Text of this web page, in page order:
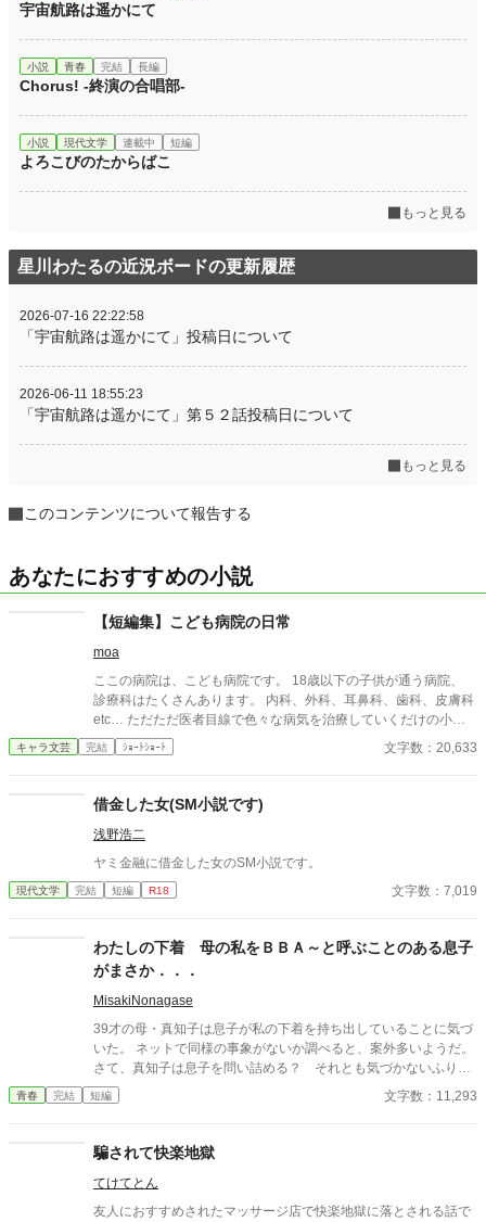
宇宙航路は遥かにて
小説 青春 完結 長編
Chorus! -終演の合唱部-
小説 現代文学 連載中 短編
よろこびのたからばこ
もっと見る
星川わたるの近況ボードの更新履歴
2026-07-16 22:22:58
「宇宙航路は遥かにて」投稿日について
2026-06-11 18:55:23
「宇宙航路は遥かにて」第５２話投稿日について
もっと見る
このコンテンツについて報告する
あなたにおすすめの小説
【短編集】こども病院の日常
moa
ここの病院は、こども病院です。 18歳以下の子供が通う病院、
診療科はたくさんあります。 内科、外科、耳鼻科、歯科、皮膚科
etc… ただただ医者目線で色々な病気を治療していくだけの小説
です。 恋愛要素などは一切ありません。 密着病院24時！的な感
じです。 人物像などは表記していない為、読者様のご想像にお任
ください。 歯科以外の医療知識はそこまで詳しくないのですみま
せんがご了承ください。
キャラ文芸 完結 ｼｮｰﾄｼｮｰﾄ 文字数：20,633
借金した女(SМ小説です)
浅野浩二
ヤミ金融に借金した女のSМ小説です。
現代文学 完結 短編 R18 文字数：7,019
わたしの下着 母の私をＢＢＡ～と呼ぶことのある息子
がまさか．．．
MisakiNonagase
39才の母・真知子は息子が私の下着を持ち出していることに気づ
いた。 ネットで同様の事象がないか調べると、案外多いようだ。
さて、真知子は息子を問い詰める？ それとも気づかないふりを
青春 完結 短編 文字数：11,293
騙されて快楽地獄
てけてとん
友人におすすめされたマッサージ店で快楽地獄に落とされる話で